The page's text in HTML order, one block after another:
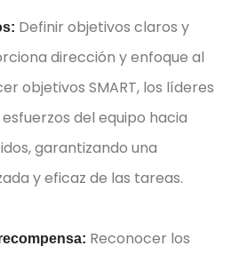
Definir objetivos claros y
dirección y enfoque al
objetivos SMART, los líderes
del equipo hacia
garantizando una
y eficaz de las tareas.
Reconocer los